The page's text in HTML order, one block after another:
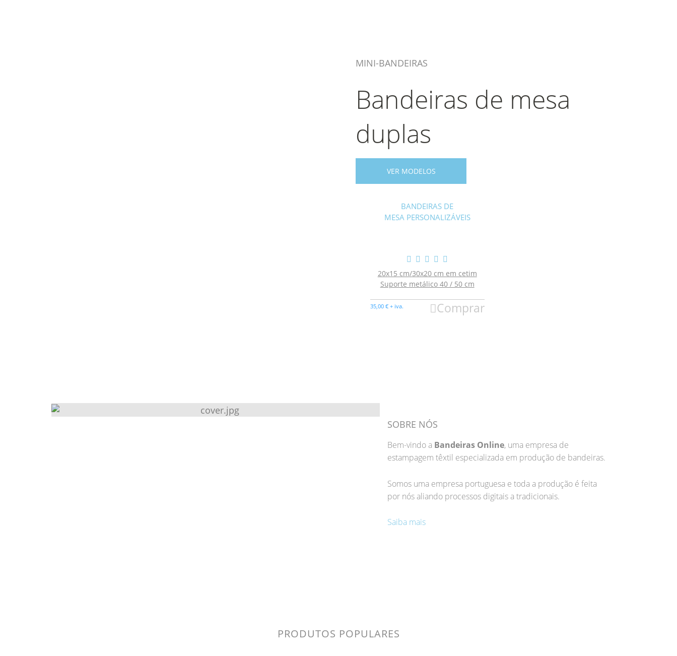
MINI-BANDEIRAS
Bandeiras de mesa
duplas
VER MODELOS
BANDEIRAS DE
MESA PERSONALIZÁVEIS
20x15 cm/30x20 cm em cetim
Suporte metálico 40 / 50 cm
35,00 € + iva. Comprar
SOBRE NÓS
Bem-vindo a Bandeiras Online, uma empresa de
estampagem têxtil especializada em produção de bandeiras.
Somos uma empresa portuguesa e toda a produção é feita
por nós aliando processos digitais a tradicionais.
Saiba mais
PRODUTOS POPULARES